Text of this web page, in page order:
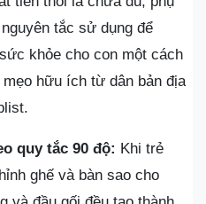
tắc sử dụng để
khỏe cho con một cách
hữu ích từ dân bản địa
quy tắc 90 độ: Khi trẻ
ghế và bàn sao cho